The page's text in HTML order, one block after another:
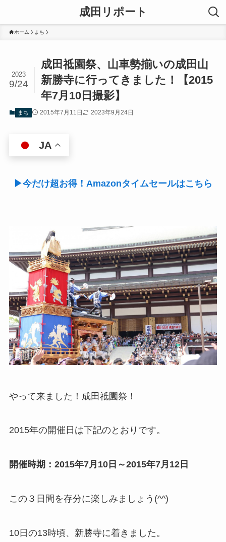
成田リポート
ホーム まち
成田祗園祭、山車勢揃いの成田山
新勝寺に行ってきました！【2015
年7月10日撮影】
2023
9/24
まち 2015年7月11日 2023年9月24日
JA
▶今だけ超お得！Amazonタイムセールはこちら
やって来ました！成田祗園祭！
2015年の開催日は下記のとおりです。
開催時期：2015年7月10日～2015年7月12日
この３日間を存分に楽しみましょう(^^)
10日の13時頃、新勝寺に着きました。